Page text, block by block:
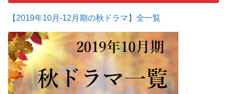
【2019年10月-12月期の秋ドラマ】全一覧